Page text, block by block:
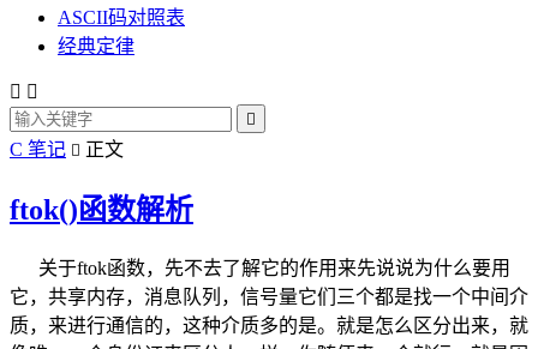
ASCII码对照表
经典定律
 

C 笔记  正文
ftok()函数解析
关于ftok函数，先不去了解它的作用来先说说为什么要用
它，共享内存，消息队列，信号量它们三个都是找一个中间介
质，来进行通信的，这种介质多的是。就是怎么区分出来，就